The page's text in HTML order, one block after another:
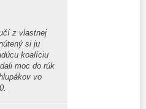
z vlastnej
si ju
koalíciu
moc do rúk
vo